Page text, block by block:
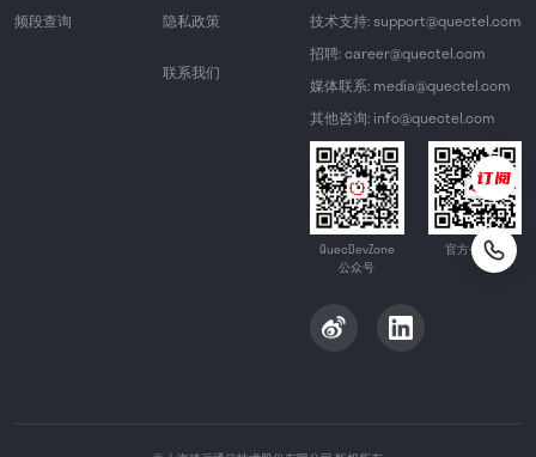
频段查询
隐私政策
联系我们
技术支持: support@quectel.com
招聘: career@quectel.com
媒体联系: media@quectel.com
其他咨询: info@quectel.com
QuecDevZone
公众号
官方公众号